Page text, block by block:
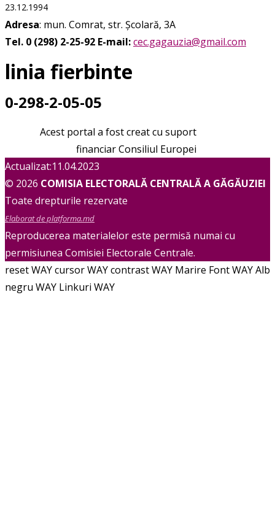
23.12.1994
Adresa: mun. Comrat, str. Școlară, 3A
Tel. 0 (298) 2-25-92 E-mail:cec.gagauzia@gmail.com
linia fierbinte
0-298-2-05-05
Acest portal a fost creat cu suport
financiar Consiliul Europei
Actualizat:11.04.2023
© 2026 COMISIA ELECTORALĂ CENTRALĂ A GĂGĂUZIEI
Toate drepturile rezervate
Elaborat de platforma.md
Reproducerea materialelor este permisă numai cu
permisiunea Comisiei Electorale Centrale.
reset WAYcursor WAYcontrast WAY Marire Font WAYAlb
negru WAY Linkuri WAY